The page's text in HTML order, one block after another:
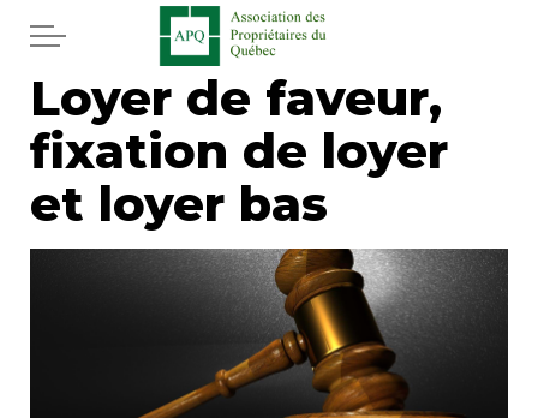
Aller au contenu principal
Accueil
Services
Loyer de faveur,
fixation de loyer
et loyer bas